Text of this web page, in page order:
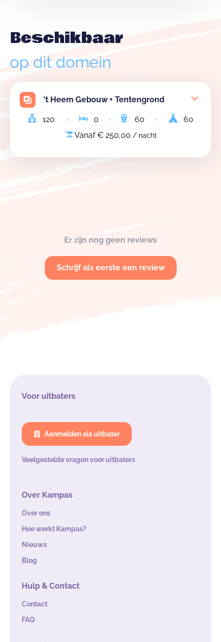
Beschikbaar
op dit domein
't Heem Gebouw + Tentengrond
120 0 60
60
Vanaf € 250,00 / nacht
Er zijn nog geen reviews
Schrijf als eerste een review
Voor uitbaters
Aanmelden als uitbater
Veelgestelde vragen voor uitbaters
Over Kampas
Over ons
Hoe werkt Kampas?
Nieuws
Blog
Hulp & Contact
Contact
FAQ